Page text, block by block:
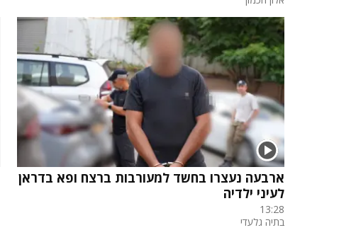
ארבעה נעצרו בחשד למעורבות ברצח ופא בדראן
לעיני ילדיה
13:28
בתיה גלעדי